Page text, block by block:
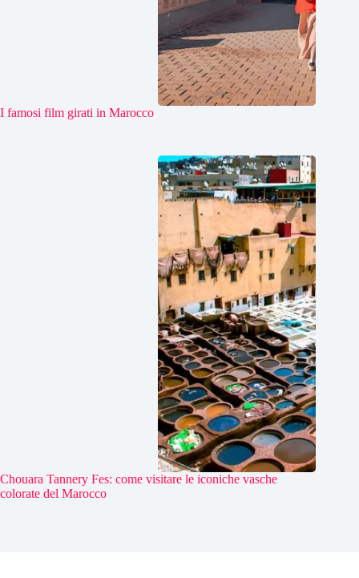
I famosi film girati in Marocco
Chouara Tannery Fes: come visitare le iconiche vasche
colorate del Marocco